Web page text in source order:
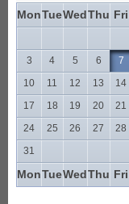
MonTueWedThu Fri
3
4 5 6 7
10
11 12 13 14
17
18 19 20 21
24
25 26 27 28
31
MonTueWedThu Fri